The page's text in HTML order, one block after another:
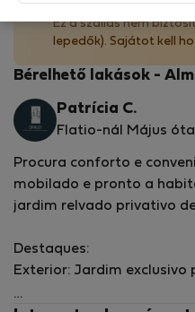
Ez a szállás nem
lepedők). Sajátot kell
Bérelhető lakások -
Patrícia C.
Flatio-nál Május
Procura conforto e
mobilado e pronto a
jardim relvado privativo
Destaques:
Exterior: Jardim exclusivo